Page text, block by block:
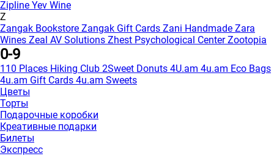
Zipline Yev Wine
Z
Zangak Bookstore Zangak Gift Cards Zani Handmade Zara
Wines Zeal AV Solutions Zhest Psychological CenterZootopia
0-9
110 Places Hiking Club 2Sweet Donuts 4U.am 4u.am Eco Bags
4u.am Gift Cards 4u.am Sweets
Цветы
Торты
Подарочные коробки
Креативные подарки
Билеты
Экспресс